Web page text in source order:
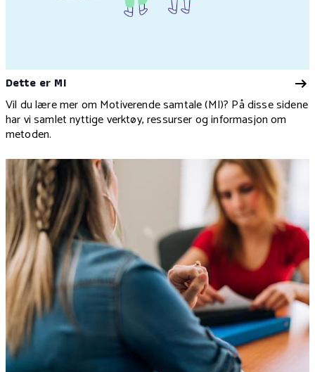
Dette er MI
Vil du lære mer om Motiverende samtale (MI)? På disse sidene
har vi samlet nyttige verktøy, ressurser og informasjon om
metoden.